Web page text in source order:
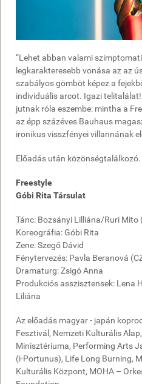
“Lehet abban valami
legkarakteresebb vonása az az
szabályos gömböt képez a
individuális arcot. Igazi
jutnak róla eszembe: mintha a
az épp százéves Bauhaus
ironikus visszfényei villannának
Előadás után közönségtalálkozó.
Freestyle
Góbi Rita Társulat
Tánc: Bozsányi Lilliána/Ruri Mito
Koreográfia: Góbi Rita
Zene: Szegő Dávid
Fénytervezés: Pavla Beranová
Dramaturg: Zsigó Anna
Produkciós asszisztensek: Lena
Liliána
Az előadás magyar - japán
Fesztivál, Nemzeti Kulturális
Minisztériuma, Performing Arts
(i-Portunus), Life Long Burning,
Kulturális Központ, MOHA –